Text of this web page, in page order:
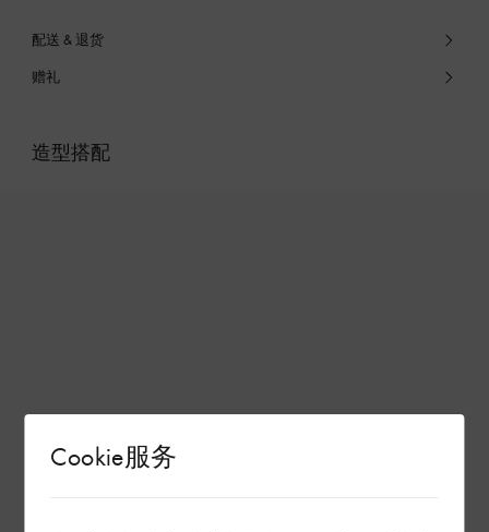
Cookie服务
配送 & 退货
赠礼
造型搭配